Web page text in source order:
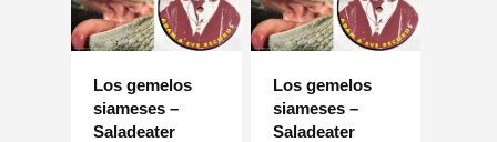
Los gemelos
siameses –
Saladeater
Los gemelos
siameses –
Saladeater